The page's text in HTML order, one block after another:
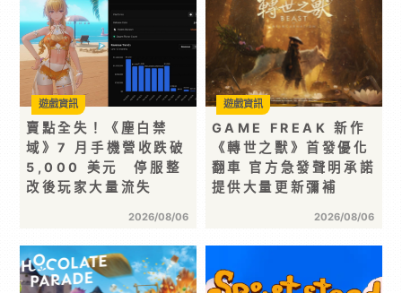
賣點全失！《塵白禁
域》7 月手機營收跌破
5,000 美元 停服整
改後玩家大量流失
2026/08/06
遊戲資訊
GAME FREAK 新作
《轉世之獸》首發優化
翻車 官方急發聲明承諾
提供大量更新彌補
2026/08/06
遊戲資訊